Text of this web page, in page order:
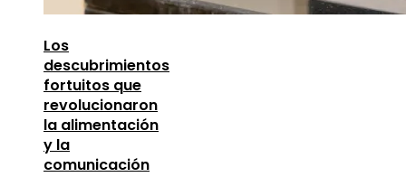
Los
descubrimientos
fortuitos que
revolucionaron
la alimentación
y la
comunicación